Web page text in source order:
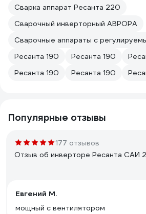
Сварка аппарат Ресанта 220
Сварочный инверторный АВРОРА
Сварочные аппараты с
Ресанта 190
Ресанта 190
Ресанта 190
Ресанта 190
Популярные отзывы
177 отзывов
Отзыв об инверторе Ресанта САИ
Евгений М.
мощный с вентилятором